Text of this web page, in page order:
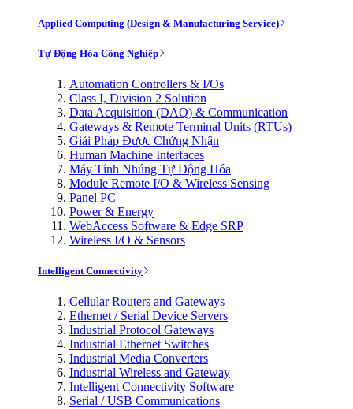
Applied Computing (Design & Manufacturing Service)
Tự Động Hóa Công Nghiệp
Automation Controllers & I/Os
Class I, Division 2 Solution
Data Acquisition (DAQ) & Communication
Gateways & Remote Terminal Units (RTUs)
Giải Pháp Được Chứng Nhận
Human Machine Interfaces
Máy Tính Nhúng Tự Động Hóa
Module Remote I/O & Wireless Sensing
Panel PC
Power & Energy
WebAccess Software & Edge SRP
Wireless I/O & Sensors
Intelligent Connectivity
Cellular Routers and Gateways
Ethernet / Serial Device Servers
Industrial Protocol Gateways
Industrial Ethernet Switches
Industrial Media Converters
Industrial Wireless and Gateway
Intelligent Connectivity Software
Serial / USB Communications